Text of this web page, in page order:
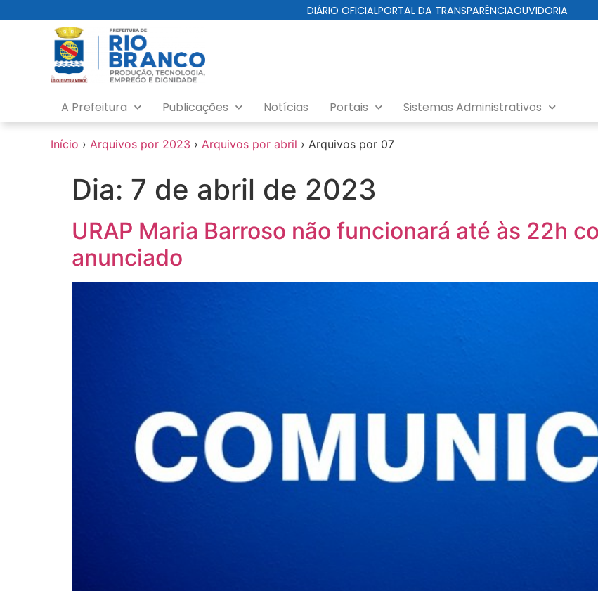
conteúdo
DIÁRIO OFICIALPORTAL DA TRANSPARÊNCIAOUVIDORIA
A Prefeitura Publicações Notícias Portais Sistemas Administrativos
Início › Arquivos por 2023 › Arquivos por abril › Arquivos por 07
Dia: 7 de abril de 2023
URAP Maria Barroso não funcionará até às 22h
anunciado